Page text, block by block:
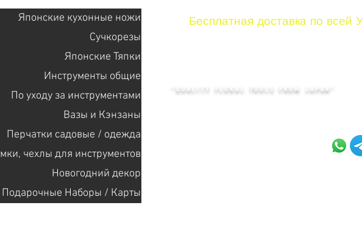
Японские кухонные ножи
Сучкорезы
Японские Тяпки
Инструменты общие
По уходу за инструментами
Bазы и Кэнзаны
Перчатки садовые / одежда
чехлы для инструментов
Новогодний декор
Подарочные Наборы / Карты
Бесплатная доставка по всей
"QUALITY FLORAL TOOLS FROM JAPAN"​